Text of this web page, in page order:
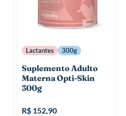
Lactantes 300g
Suplemento Adulto
Materna Opti-Skin
300g
R$ 152,90